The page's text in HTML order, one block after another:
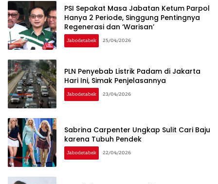
PSI Sepakat Masa Jabatan Ketum Parpol
Hanya 2 Periode, Singgung Pentingnya
Regenerasi dan ‘Warisan’
Jabodetabek 25/04/2026
PLN Penyebab Listrik Padam di Jakarta
Hari Ini, Simak Penjelasannya
Jabodetabek 23/04/2026
Sabrina Carpenter Ungkap Sulit Cari Baju
karena Tubuh Pendek
Jabodetabek 22/04/2026